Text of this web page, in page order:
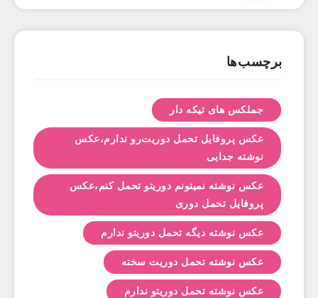
برچسب‌ها
جملکس های تیکه دار
عکس پروفایل تحمل دوریت‌رو ندارم،عکس
نوشته جدایی
عکس نوشته نمیتونم دوریتو تحمل کنم،عکس
پروفایل تحمل دوری
عکس نوشته دیگه تحمل دوریتو ندارم
عکس نوشته تحمل دوریت سخته
عکس نوشته تحمل دوریتو ندارم